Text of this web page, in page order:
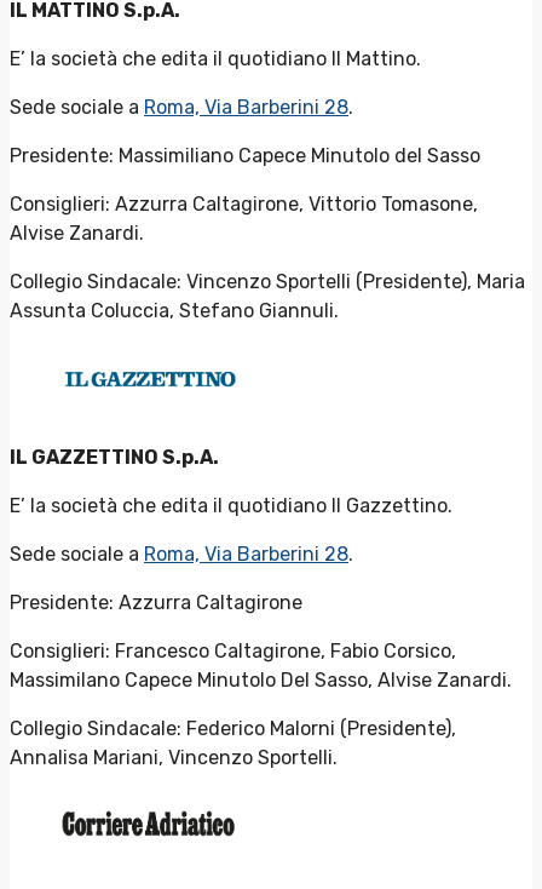
IL MATTINO S.p.A.
E’ la società che edita il quotidiano Il Mattino.
Sede sociale a Roma, Via Barberini 28.
Presidente: Massimiliano Capece Minutolo del Sasso
Consiglieri: Azzurra Caltagirone, Vittorio Tomasone,
Alvise Zanardi.
Collegio Sindacale: Vincenzo Sportelli (Presidente), Maria
Assunta Coluccia, Stefano Giannuli.
IL GAZZETTINO S.p.A.
E’ la società che edita il quotidiano Il Gazzettino.
Sede sociale a Roma, Via Barberini 28.
Presidente: Azzurra Caltagirone
Consiglieri: Francesco Caltagirone, Fabio Corsico,
Massimilano Capece Minutolo Del Sasso, Alvise Zanardi.
Collegio Sindacale: Federico Malorni (Presidente),
Annalisa Mariani, Vincenzo Sportelli.